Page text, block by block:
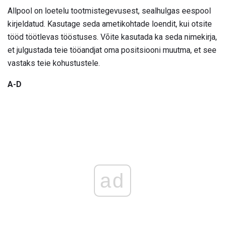
Allpool on loetelu tootmistegevusest, sealhulgas eespool
kirjeldatud. Kasutage seda ametikohtade loendit, kui otsite
tööd töötlevas tööstuses. Võite kasutada ka seda nimekirja,
et julgustada teie tööandjat oma positsiooni muutma, et see
vastaks teie kohustustele.
A-D
ad